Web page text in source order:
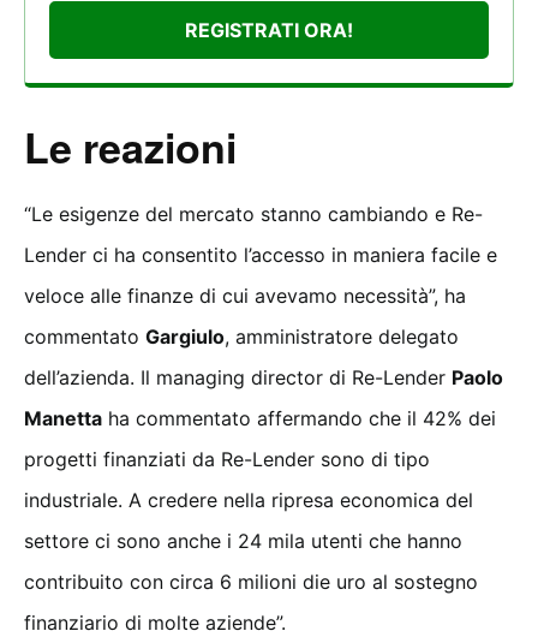
REGISTRATI ORA!
Le reazioni
“Le esigenze del mercato stanno cambiando e Re-
Lender ci ha consentito l’accesso in maniera facile e
veloce alle finanze di cui avevamo necessità”, ha
commentato Gargiulo, amministratore delegato
dell’azienda. Il managing director di Re-Lender Paolo
Manetta ha commentato affermando che il 42% dei
progetti finanziati da Re-Lender sono di tipo
industriale. A credere nella ripresa economica del
settore ci sono anche i 24 mila utenti che hanno
contribuito con circa 6 milioni die uro al sostegno
finanziario di molte aziende”.